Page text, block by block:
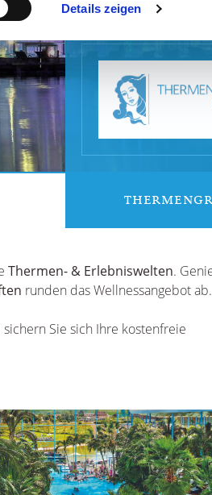
Details zeigen
Thermen- & Erlebniswelten.
runden das Wellnessangebot ab.
Sie sich Ihre kostenfreie